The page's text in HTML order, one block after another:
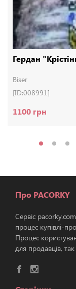
Гердан
Biser
[ID:008991]
1100 грн
Про PACORKY
Сервіс
процес купівлі-
Процес
для продавців, так